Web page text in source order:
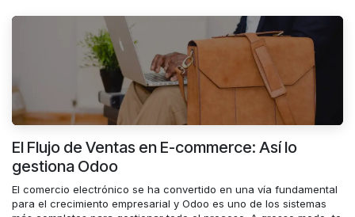
El Flujo de Ventas en E-commerce: Así lo
gestiona Odoo
El comercio electrónico se ha convertido en una vía fundamental
para el crecimiento empresarial y Odoo es uno de los sistemas